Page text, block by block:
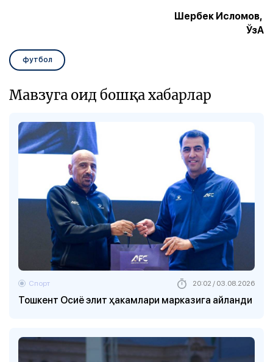
Шербек Исломов,
ЎзА
футбол
Мавзуга оид бошқа хабарлар
Тошкент Осиё элит ҳакамлари марказига айланди
Спорт 20:02 / 03.08.2026